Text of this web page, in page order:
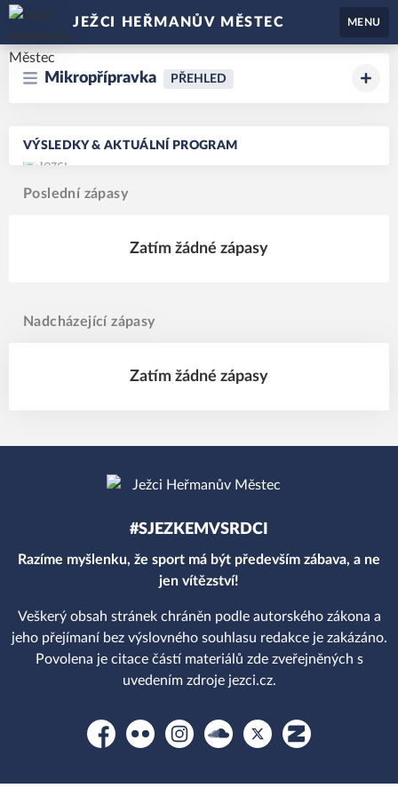
JEŽCI HEŘMANŮV MĚSTEC MENU
Mikropřípravka PŘEHLED
VÝSLEDKY & AKTUÁLNÍ PROGRAM
Poslední zápasy
Zatím žádné zápasy
Nadcházející zápasy
Zatím žádné zápasy
#SJEZKEMVSRDCI
Razíme myšlenku, že sport má být především zábava, a ne
jen vítězství!
Veškerý obsah stránek chráněn podle autorského zákona a
jeho přejímaní bez výslovného souhlasu redakce je zakázáno.
Povolena je citace částí materiálů zde zveřejněných s
uvedením zdroje jezci.cz.
FacebookFlickr InstagramSoundcloudPlatform XZonerama